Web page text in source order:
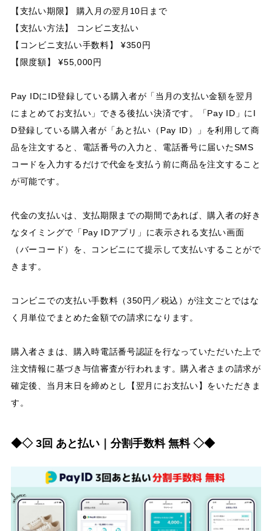
【支払い期限】 購入月の翌月10日まで
【支払い方法】 コンビニ支払い
【コンビニ支払い手数料】 ¥350円
【限度額】 ¥55,000円
Pay IDにID登録している購入者が「当月の支払い金額を翌月
にまとめてお支払い」できる後払い決済です。「Pay ID」にI
D登録している購入者が「あと払い（Pay ID）」を利用して商
品を注文すると、電話番号の入力と、電話番号に届いたSMS
コードを入力するだけで代金を支払う前に商品を注文すること
が可能です。
代金の支払いは、支払期限までの期間であれば、購入者の好き
なタイミングで「Pay IDアプリ」に表示される支払い画面
（バーコード）を、コンビニにて提示して支払いすることがで
きます。
コンビニでの支払い手数料（350円／税込）が注文ごとではな
く月単位でまとめた金額での請求になります。
購入者さまは、購入時電話番号認証を行なっていただいた上で
注文情報に基づき与信審査が行われます。購入者さまの請求が
確定後、当月末日を締めとし【翌月にお支払い】をいただきま
す。
◆◇ 3回 あと払い｜分割手数料 無料 ◇◆